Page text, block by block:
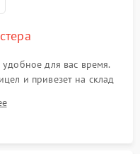
для вас время.
и привезет на склад